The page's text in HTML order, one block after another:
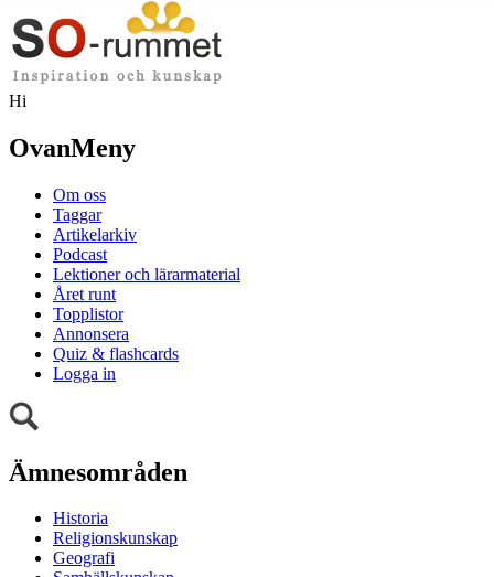
Hi
OvanMeny
Om oss
Taggar
Artikelarkiv
Podcast
Lektioner och lärarmaterial
Året runt
Topplistor
Annonsera
Quiz & flashcards
Logga in
Ämnesområden
Historia
Religionskunskap
Geografi